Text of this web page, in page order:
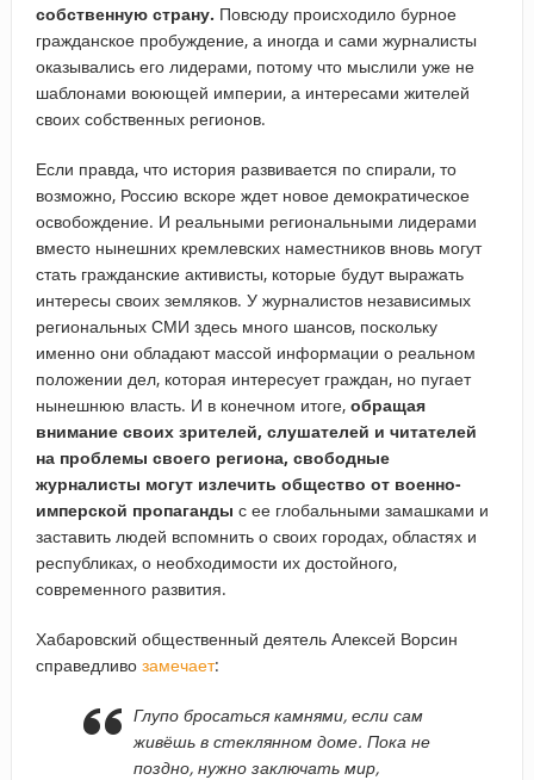
собственную страну. Повсюду происходило бурное
гражданское пробуждение, а иногда и сами журналисты
оказывались его лидерами, потому что мыслили уже не
шаблонами воюющей империи, а интересами жителей
своих собственных регионов.
Если правда, что история развивается по спирали, то
возможно, Россию вскоре ждет новое демократическое
освобождение. И реальными региональными лидерами
вместо нынешних кремлевских наместников вновь могут
стать гражданские активисты, которые будут выражать
интересы своих земляков. У журналистов независимых
региональных СМИ здесь много шансов, поскольку
именно они обладают массой информации о реальном
положении дел, которая интересует граждан, но пугает
нынешнюю власть. И в конечном итоге, обращая
внимание своих зрителей, слушателей и читателей
на проблемы своего региона, свободные
журналисты могут излечить общество от военно-
имперской пропаганды с ее глобальными замашками и
заставить людей вспомнить о своих городах, областях и
республиках, о необходимости их достойного,
современного развития.
Хабаровский общественный деятель Алексей Ворсин
справедливо замечает:
Глупо бросаться камнями, если сам
живёшь в стеклянном доме. Пока не
поздно, нужно заключать мир,